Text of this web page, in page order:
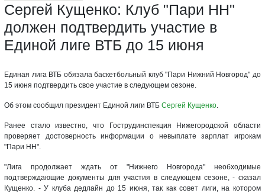
Сергей Кущенко: Клуб "Пари НН"
должен подтвердить участие в
Единой лиге ВТБ до 15 июня
Единая лига ВТБ обязала баскетбольный клуб "Пари Нижний Новгород" до
15 июня подтвердить свое участие в следующем сезоне.
Об этом сообщил президент Единой лиги ВТБ Сергей Кущенко.
Ранее стало известно, что Гострудинспекция Нижегородской области
проверяет достоверность информации о невыплате зарплат игрокам
"Пари НН".
"Лига продолжает ждать от "Нижнего Новгорода" необходимые
подтверждающие документы для участия в следующем сезоне, - сказал
Кущенко. - У клуба дедлайн до 15 июня, так как совет лиги, на котором